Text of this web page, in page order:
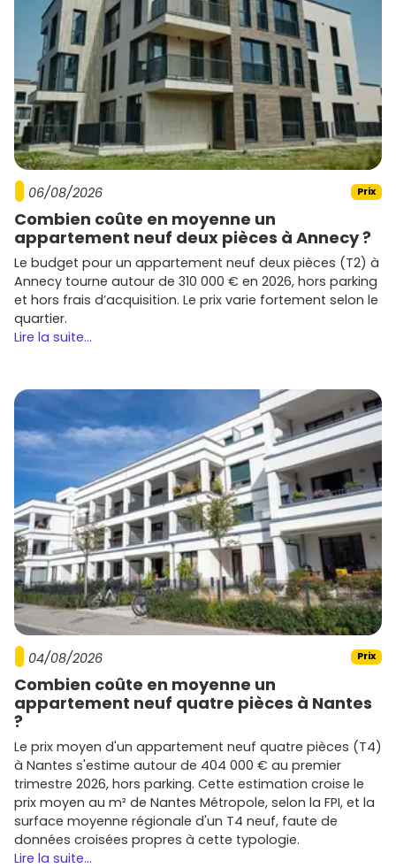
06/08/2026 Prix
Combien coûte en moyenne un
appartement neuf deux pièces à Annecy ?
Le budget pour un appartement neuf deux pièces (T2) à
Annecy tourne autour de 310 000 € en 2026, hors parking
et hors frais d’acquisition. Le prix varie fortement selon le
quartier.
Lire la suite...
04/08/2026 Prix
Combien coûte en moyenne un
appartement neuf quatre pièces à Nantes
?
Le prix moyen d'un appartement neuf quatre pièces (T4)
à Nantes s'estime autour de 404 000 € au premier
trimestre 2026, hors parking. Cette estimation croise le
prix moyen au m² de Nantes Métropole, selon la FPI, et la
surface moyenne régionale d'un T4 neuf, faute de
données croisées propres à cette typologie.
Lire la suite...